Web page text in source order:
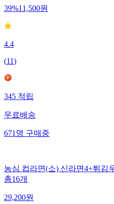
39%11,500원
4.4
(11)
345 적립
무료배송
671 명 구매중
농심 컵라면(소) 신라면4+튀김
총16개
29,200원